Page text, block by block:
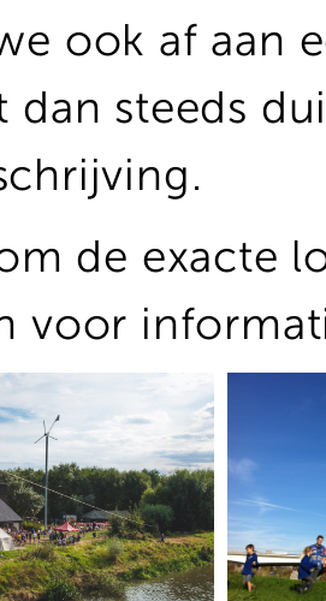
ook af aan
dan steeds
de exacte
voor